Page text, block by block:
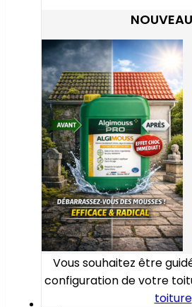
Vous souhaitez être
configuration de votre
toiture